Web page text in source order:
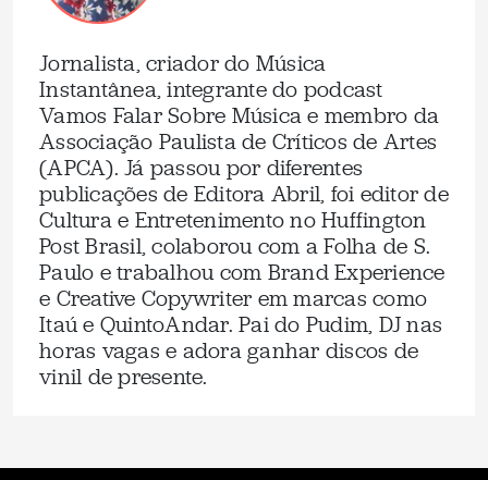
Jornalista, criador do Música
Instantânea, integrante do podcast
Vamos Falar Sobre Música e membro da
Associação Paulista de Críticos de Artes
(APCA). Já passou por diferentes
publicações de Editora Abril, foi editor de
Cultura e Entretenimento no Huffington
Post Brasil, colaborou com a Folha de S.
Paulo e trabalhou com Brand Experience
e Creative Copywriter em marcas como
Itaú e QuintoAndar. Pai do Pudim, DJ nas
horas vagas e adora ganhar discos de
vinil de presente.